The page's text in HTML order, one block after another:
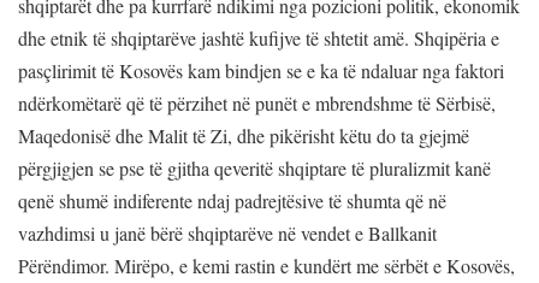
shqiptarët dhe pa kurrfarë ndikimi nga pozicioni politik, ekonomik
dhe etnik të shqiptarëve jashtë kufijve të shtetit amë. Shqipëria e
pasçlirimit të Kosovës kam bindjen se e ka të ndaluar nga faktori
ndërkomëtarë që të përzihet në punët e mbrendshme të Sërbisë,
Maqedonisë dhe Malit të Zi, dhe pikërisht këtu do ta gjejmë
përgjigjen se pse të gjitha qeveritë shqiptare të pluralizmit kanë
qenë shumë indiferente ndaj padrejtësive të shumta që në
vazhdimsi u janë bërë shqiptarëve në vendet e Ballkanit
Përëndimor. Mirëpo, e kemi rastin e kundërt me sërbët e Kosovës,